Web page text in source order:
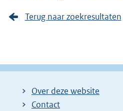
Terug naar zoekresultaten
Over deze website
Contact